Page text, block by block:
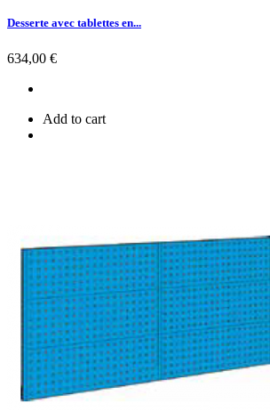
Desserte avec tablettes en...
Prix
634,00 €
Add to cart